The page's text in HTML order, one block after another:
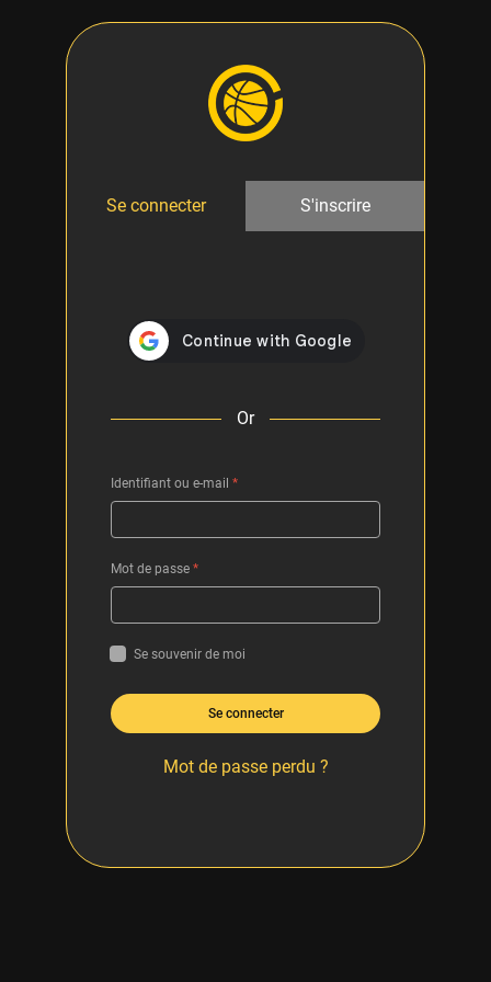
Se connecter S'inscrire
Or
Identifiant ou e-mail *
Mot de passe *
Se souvenir de moi
Se connecter
Mot de passe perdu ?